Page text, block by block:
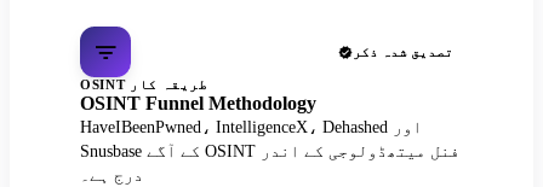
تصدیق شدہ ذکر
OSINT طریقہ کار
OSINT Funnel Methodology
HaveIBeenPwned، IntelligenceX، Dehashed اور
Snusbase کے آگے OSINT فنل میتھڈولوجی کے اندر
درج ہے۔